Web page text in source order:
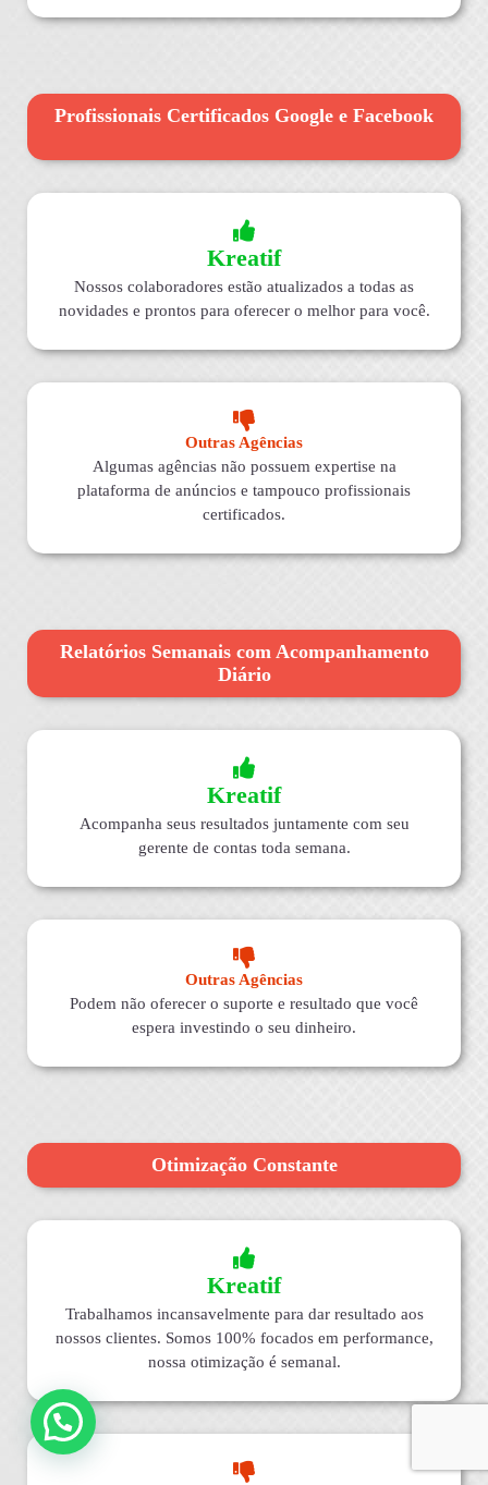
Profissionais Certificados Google e Facebook
Kreatif
Nossos colaboradores estão atualizados a todas as
novidades e prontos para oferecer o melhor para você.
Outras Agências
Algumas agências não possuem expertise na
plataforma de anúncios e tampouco profissionais
certificados.
Relatórios Semanais com Acompanhamento
Diário
Kreatif
Acompanha seus resultados juntamente com seu
gerente de contas toda semana.
Outras Agências
Podem não oferecer o suporte e resultado que você
espera investindo o seu dinheiro.
Otimização Constante
Kreatif
Trabalhamos incansavelmente para dar resultado aos
nossos clientes. Somos 100% focados em performance,
nossa otimização é semanal.